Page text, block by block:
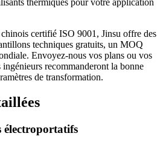
certifié ISO 9001, Jinsu offre des
techniques gratuits, un MOQ
Envoyez-nous vos plans ou vos
recommanderont la bonne
de transformation.
électroportatifs